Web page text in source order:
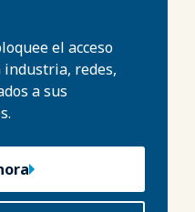
el acceso
industria, redes,
a sus